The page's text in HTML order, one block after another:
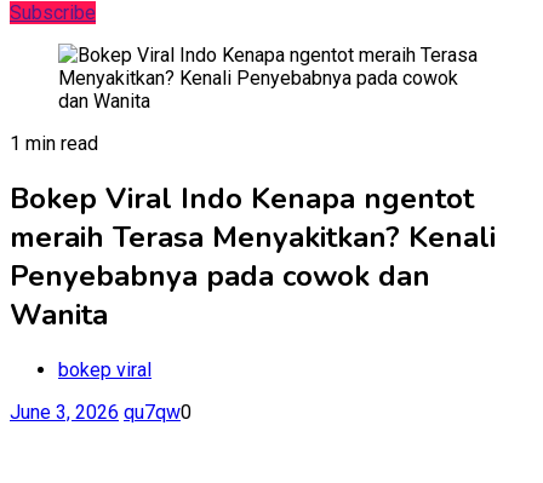
Subscribe
1 min read
Bokep Viral Indo Kenapa ngentot
meraih Terasa Menyakitkan? Kenali
Penyebabnya pada cowok dan
Wanita
bokep viral
June 3, 2026 qu7qw0